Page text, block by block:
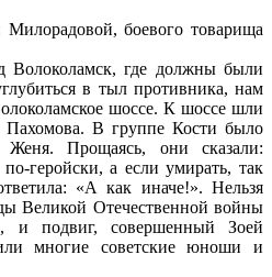
боевого товарища
Волоколамск, где должны были
в тыл противника, нам
шоссе. К шоссе шли
В группе Кости было
Прощаясь, они сказали:
геройски, а если умирать, так
«А как иначе!». Нельзя
Великой Отечественной войны
и подвиг, совершенный Зоей
многие советские юноши и